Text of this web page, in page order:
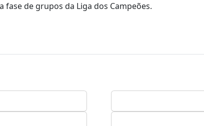
de grupos da Liga dos Campeões.